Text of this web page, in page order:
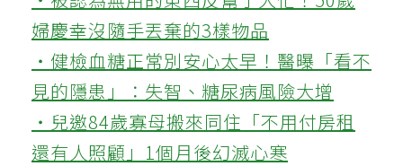
婦慶幸沒隨手丟棄的3樣物品
‧健檢血糖正常別安心太早！醫曝「看不
見的隱患」：失智、糖尿病風險大增
‧兒邀84歲寡母搬來同住「不用付房租
還有人照顧」1個月後幻滅心寒